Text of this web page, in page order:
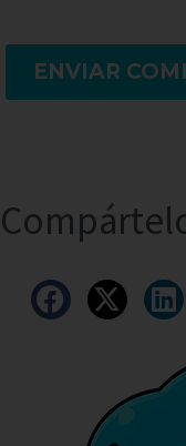
ENVIAR